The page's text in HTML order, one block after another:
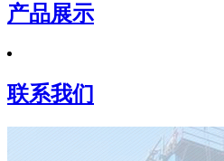
产品展示
联系我们